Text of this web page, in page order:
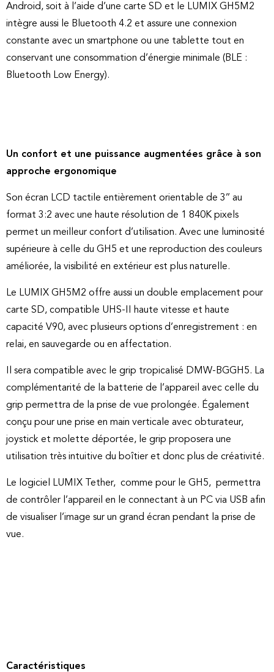
Android, soit à l’aide d’une carte SD et le LUMIX GH5M2
intègre aussi le Bluetooth 4.2 et assure une connexion
constante avec un smartphone ou une tablette tout en
conservant une consommation d’énergie minimale (BLE :
Bluetooth Low Energy).
Un confort et une puissance augmentées grâce à son
approche ergonomique
Son écran LCD tactile entièrement orientable de 3’’ au
format 3:2 avec une haute résolution de 1 840K pixels
permet un meilleur confort d’utilisation. Avec une luminosité
supérieure à celle du GH5 et une reproduction des couleurs
améliorée, la visibilité en extérieur est plus naturelle.
Le LUMIX GH5M2 offre aussi un double emplacement pour
carte SD, compatible UHS-II haute vitesse et haute
capacité V90, avec plusieurs options d’enregistrement : en
relai, en sauvegarde ou en affectation.
Il sera compatible avec le grip tropicalisé DMW-BGGH5. La
complémentarité de la batterie de l’appareil avec celle du
grip permettra de la prise de vue prolongée. Également
conçu pour une prise en main verticale avec obturateur,
joystick et molette déportée, le grip proposera une
utilisation très intuitive du boîtier et donc plus de créativité.
Le logiciel LUMIX Tether, comme pour le GH5, permettra
de contrôler l’appareil en le connectant à un PC via USB afin
de visualiser l’image sur un grand écran pendant la prise de
vue.
Caractéristiques